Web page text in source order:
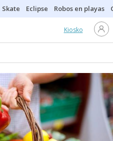
Skate Eclipse Robos en playas
Kiosko